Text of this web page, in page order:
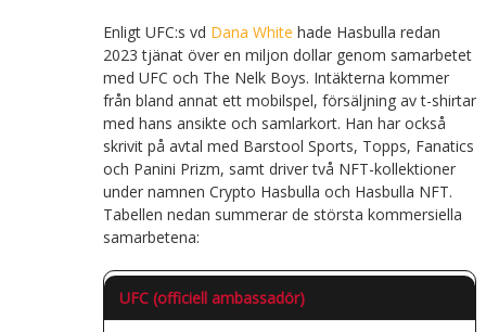
Enligt UFC:s vd Dana White hade Hasbulla redan
2023 tjänat över en miljon dollar genom samarbetet
med UFC och The Nelk Boys. Intäkterna kommer
från bland annat ett mobilspel, försäljning av t-shirtar
med hans ansikte och samlarkort. Han har också
skrivit på avtal med Barstool Sports, Topps, Fanatics
och Panini Prizm, samt driver två NFT-kollektioner
under namnen Crypto Hasbulla och Hasbulla NFT.
Tabellen nedan summerar de största kommersiella
samarbetena:
UFC (officiell ambassadör)